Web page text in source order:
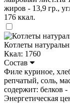
жиров - 13,9 гр.,
176 ккал.
Котлеты
Ккал: 1760
Состав
Филе куриное,
репчатый, соль,
содержит: белков -
Энергетическая